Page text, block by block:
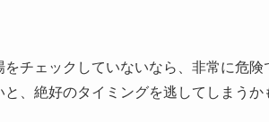
チェックしていないなら、非常に危
、絶好のタイミングを逃してしまうか